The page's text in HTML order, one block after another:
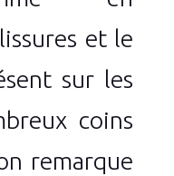
et le
sur les
coins
remarque